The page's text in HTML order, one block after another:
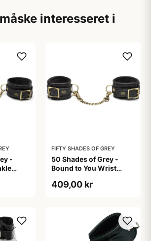
interesseret i
-
FIFTY SHADES OF GREY
50 Shades of Grey -
Bound to You Wrist
409,00 kr